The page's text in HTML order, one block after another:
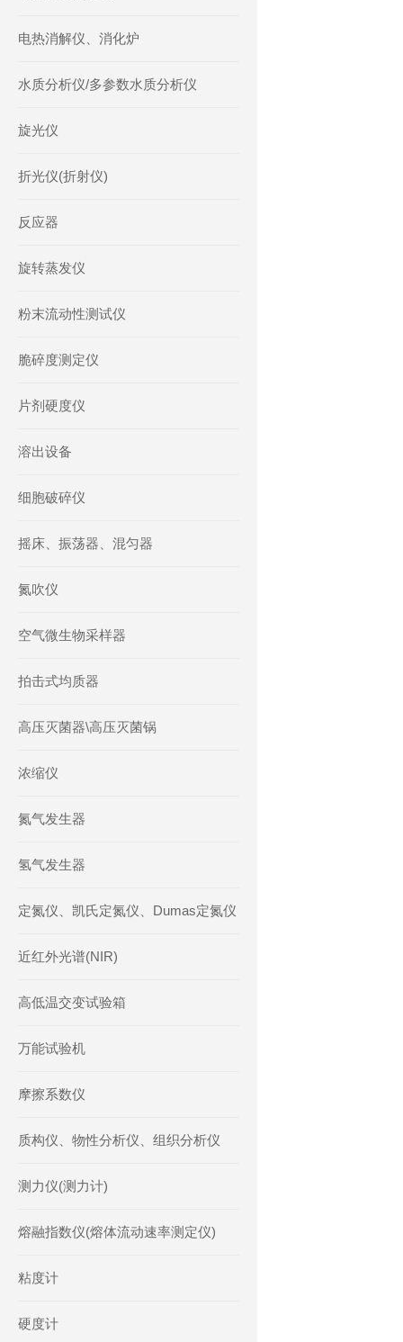
电热消解仪、消化炉
水质分析仪/多参数水质分析仪
旋光仪
折光仪(折射仪)
反应器
旋转蒸发仪
粉末流动性测试仪
脆碎度测定仪
片剂硬度仪
溶出设备
细胞破碎仪
摇床、振荡器、混匀器
氮吹仪
空气微生物采样器
拍击式均质器
高压灭菌器\高压灭菌锅
浓缩仪
氮气发生器
氢气发生器
定氮仪、凯氏定氮仪、Dumas定氮仪
近红外光谱(NIR)
高低温交变试验箱
万能试验机
摩擦系数仪
质构仪、物性分析仪、组织分析仪
测力仪(测力计)
熔融指数仪(熔体流动速率测定仪)
粘度计
硬度计